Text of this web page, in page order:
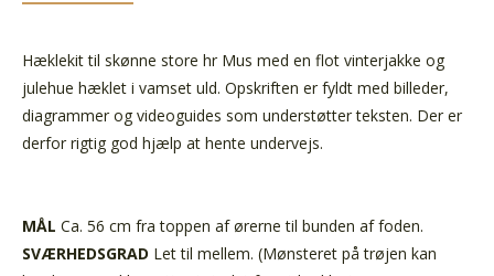
Hæklekit til skønne store hr Mus med en flot vinterjakke og
julehue hæklet i vamset uld. Opskriften er fyldt med billeder,
diagrammer og videoguides som understøtter teksten. Der er
derfor rigtig god hjælp at hente undervejs.
MÅL Ca. 56 cm fra toppen af ørerne til bunden af foden.
SVÆRHEDSGRAD Let til mellem. (Mønsteret på trøjen kan